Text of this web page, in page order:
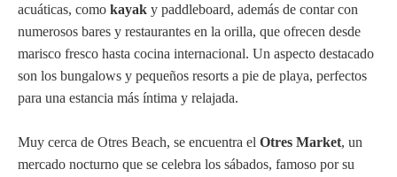
acuáticas, como kayak y paddleboard, además de contar con
numerosos bares y restaurantes en la orilla, que ofrecen desde
marisco fresco hasta cocina internacional. Un aspecto destacado
son los bungalows y pequeños resorts a pie de playa, perfectos
para una estancia más íntima y relajada.
Muy cerca de Otres Beach, se encuentra el Otres Market, un
mercado nocturno que se celebra los sábados, famoso por su